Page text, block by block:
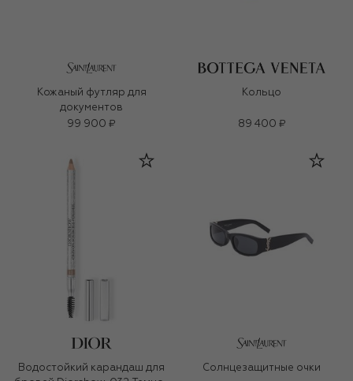
Кожаный футляр для
документов
99 900 ₽
Кольцо
89 400 ₽
Водостойкий карандаш для
Солнцезащитные очки